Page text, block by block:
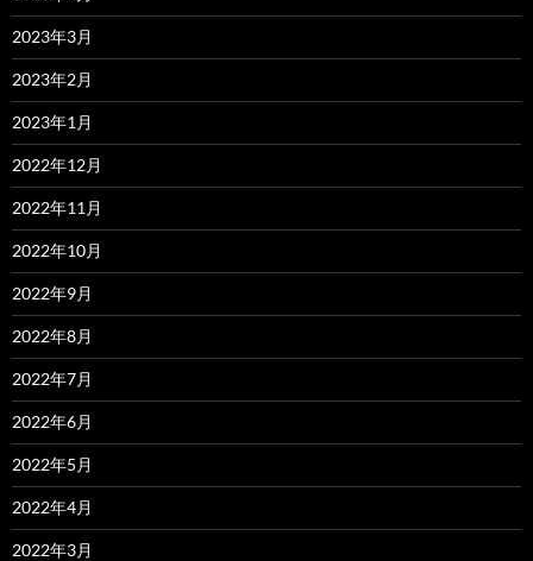
2023年3月
2023年2月
2023年1月
2022年12月
2022年11月
2022年10月
2022年9月
2022年8月
2022年7月
2022年6月
2022年5月
2022年4月
2022年3月